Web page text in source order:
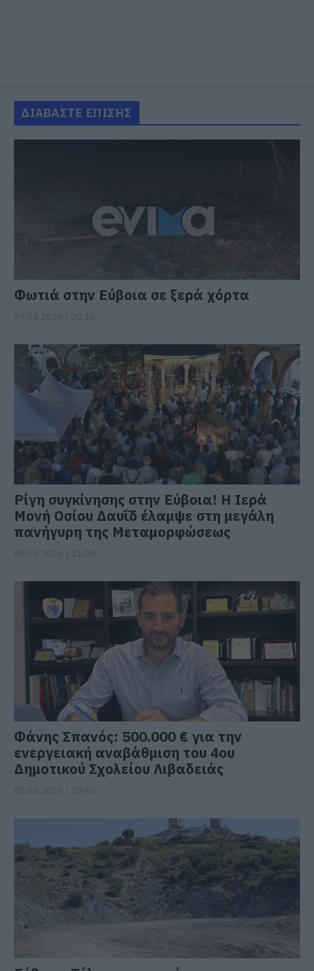
ΔΙΑΒΑΣΤΕ ΕΠΙΣΗΣ
Φωτιά στην Εύβοια σε ξερά χόρτα
Ρίγη συγκίνησης στην Εύβοια! Η Ιερά
Μονή Οσίου Δαυΐδ έλαμψε στη μεγάλη
πανήγυρη της Μεταμορφώσεως
Φάνης Σπανός: 500.000 € για την
ενεργειακή αναβάθμιση του 4ου
Δημοτικού Σχολείου Λιβαδειάς